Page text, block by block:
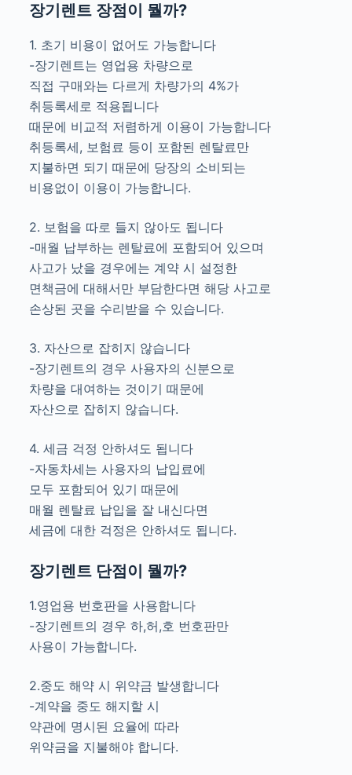
장기렌트 장점이 뭘까?
1. 초기 비용이 없어도 가능합니다
-장기렌트는 영업용 차량으로
직접 구매와는 다르게 차량가의 4%가
취등록세로 적용됩니다
때문에 비교적 저렴하게 이용이 가능합니다
취등록세, 보험료 등이 포함된 렌탈료만
지불하면 되기 때문에 당장의 소비되는
비용없이 이용이 가능합니다.
2. 보험을 따로 들지 않아도 됩니다
-매월 납부하는 렌탈료에 포함되어 있으며
사고가 났을 경우에는 계약 시 설정한
면책금에 대해서만 부담한다면 해당 사고로
손상된 곳을 수리받을 수 있습니다.
3. 자산으로 잡히지 않습니다
-장기렌트의 경우 사용자의 신분으로
차량을 대여하는 것이기 때문에
자산으로 잡히지 않습니다.
4. 세금 걱정 안하셔도 됩니다
-자동차세는 사용자의 납입료에
모두 포함되어 있기 때문에
매월 렌탈료 납입을 잘 내신다면
세금에 대한 걱정은 안하셔도 됩니다.
장기렌트 단점이 뭘까?
1.영업용 번호판을 사용합니다
-장기렌트의 경우 하,허,호 번호판만
사용이 가능합니다.
2.중도 해약 시 위약금 발생합니다
-계약을 중도 해지할 시
약관에 명시된 요율에 따라
위약금을 지불해야 합니다.